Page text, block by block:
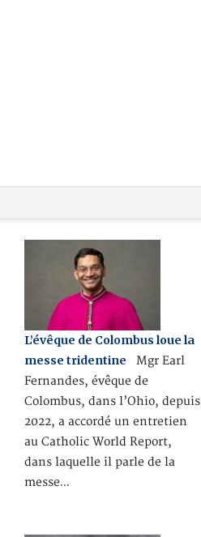
L’évêque de Colombus loue la
messe tridentine Mgr Earl
Fernandes, évêque de
Colombus, dans l’Ohio, depuis
2022, a accordé un entretien
au Catholic World Report,
dans laquelle il parle de la
messe…